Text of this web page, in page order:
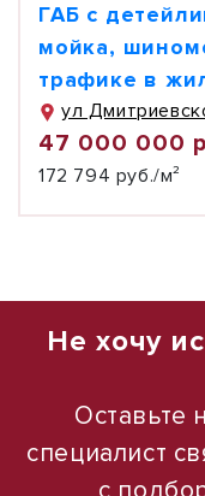
ГАБ с
мойка,
трафике в
ул
47 000 000
172 794 руб./м²
Не хочу
Оставьте
специалист